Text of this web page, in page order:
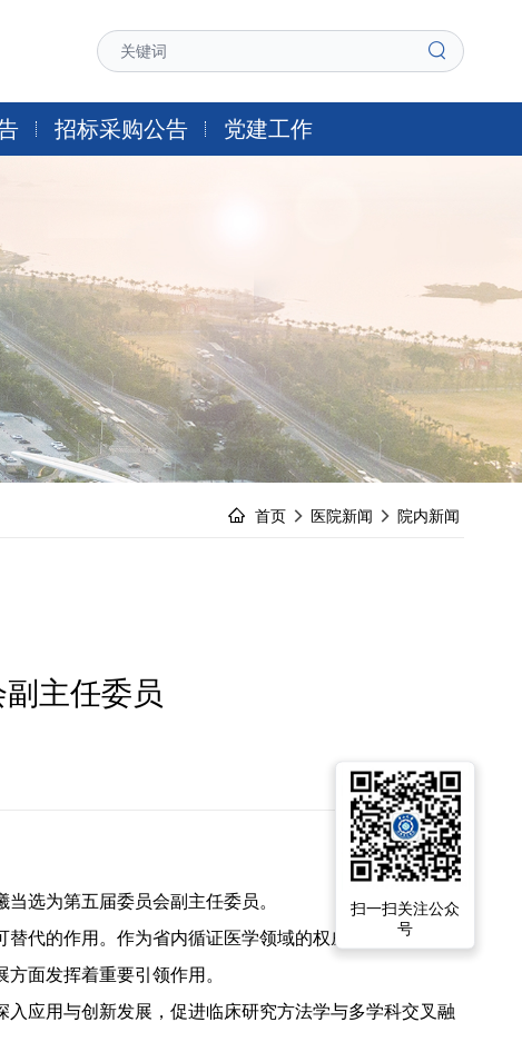
招标采购公告 党建工作
首页 医院新闻 院内新闻
主任委员
选为第五届委员会副主任委员。
代的作用。作为省内循证医学领域的权威学术组织，广
面发挥着重要引领作用。
应用与创新发展，促进临床研究方法学与多学科交叉融
扫一扫关注公众
号